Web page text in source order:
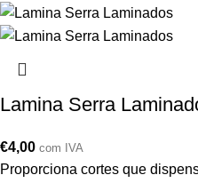
Lamina Serra
€4,00 com IVA
Proporciona cortes que